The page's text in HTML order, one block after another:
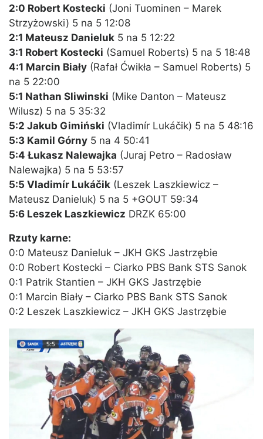
2:0 Robert Kostecki (Joni Tuominen – Marek
Strzyżowski) 5 na 5 12:08
2:1 Mateusz Danieluk 5 na 5 12:22
3:1 Robert Kostecki (Samuel Roberts) 5 na 5 18:48
4:1 Marcin Biały (Rafał Ćwikła – Samuel Roberts) 5
na 5 22:00
5:1 Nathan Sliwinski (Mike Danton – Mateusz
Wilusz) 5 na 5 35:32
5:2 Jakub Gimiński (Vladimír Lukáčik) 5 na 5 48:16
5:3 Kamil Górny 5 na 4 50:41
5:4 Łukasz Nalewajka (Juraj Petro – Radosław
Nalewajka) 5 na 5 53:57
5:5 Vladimír Lukáčik (Leszek Laszkiewicz –
Mateusz Danieluk) 5 na 5 +GOUT 59:34
5:6 Leszek Laszkiewicz DRZK 65:00
Rzuty karne:
0:0 Mateusz Danieluk – JKH GKS Jastrzębie
0:0 Robert Kostecki – Ciarko PBS Bank STS Sanok
0:1 Patrik Stantien – JKH GKS Jastrzębie
0:1 Marcin Biały – Ciarko PBS Bank STS Sanok
0:2 Leszek Laszkiewicz – JKH GKS Jastrzębie